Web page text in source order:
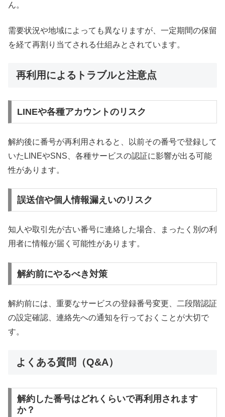
ん。
需要状況や地域によっても異なりますが、一定期間の保留
を経て再割り当てされる仕組みとされています。
再利用によるトラブルと注意点
LINEや各種アカウントのリスク
解約後に番号が再利用されると、以前その番号で登録して
いたLINEやSNS、各種サービスの認証に影響が出る可能
性があります。
誤送信や個人情報漏えいのリスク
知人や取引先が古い番号に連絡した場合、まったく別の利
用者に情報が届く可能性があります。
解約前にやるべき対策
解約前には、重要なサービスの登録番号変更、二段階認証
の設定確認、連絡先への通知を行っておくことが大切で
す。
よくある質問（Q&A）
解約した番号はどれくらいで再利用されます
か？